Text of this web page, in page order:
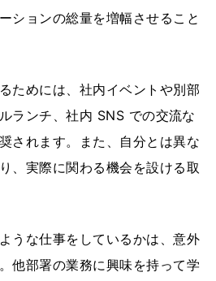
ションの総量を増幅させること
ためには、社内イベントや別部
ランチ、社内 SNS での交流な
されます。また、自分とは異な
、実際に関わる機会を設ける取
うな仕事をしているかは、意外
他部署の業務に興味を持って学